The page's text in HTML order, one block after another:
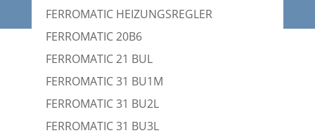
FERROMATIC HEIZUNGSREGLER
FERROMATIC 20B6
FERROMATIC 21 BUL
FERROMATIC 31 BU1M
FERROMATIC 31 BU2L
FERROMATIC 31 BU3L